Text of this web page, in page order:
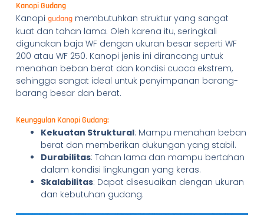
Kanopi Gudang
Kanopi gudangmembutuhkan struktur yang sangat
kuat dan tahan lama. Oleh karena itu, seringkali
digunakan baja WF dengan ukuran besar seperti WF
200 atau WF 250. Kanopi jenis ini dirancang untuk
menahan beban berat dan kondisi cuaca ekstrem,
sehingga sangat ideal untuk penyimpanan barang-
barang besar dan berat.
Keunggulan Kanopi Gudang:
Kekuatan Struktural: Mampu menahan beban
berat dan memberikan dukungan yang stabil.
Durabilitas: Tahan lama dan mampu bertahan
dalam kondisi lingkungan yang keras.
Skalabilitas: Dapat disesuaikan dengan ukuran
dan kebutuhan gudang.